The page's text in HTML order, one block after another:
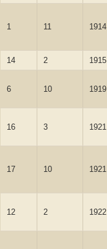
1 11 1914
14 2 1915
6 10 1919
16 3 1921
17 10 1921
12 2 1922